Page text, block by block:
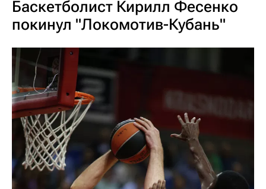
Баскетболист Кирилл Фесенко
покинул "Локомотив-Кубань"